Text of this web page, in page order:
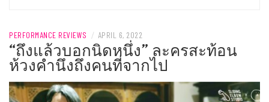
PERFORMANCE REVIEWS / APRIL 6, 2022
“ถึงแล้วบอกนิดหนึ่ง” ละครสะท้อน
ห้วงคำนึงถึงคนที่จากไป